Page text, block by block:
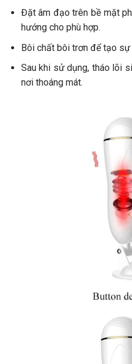
Đặt âm đạo trên bề mặt
hướng cho phù hợp.
Bôi chất bôi trơn để tạo sự
Sau khi sử dụng, tháo lõi
nơi thoáng mát.